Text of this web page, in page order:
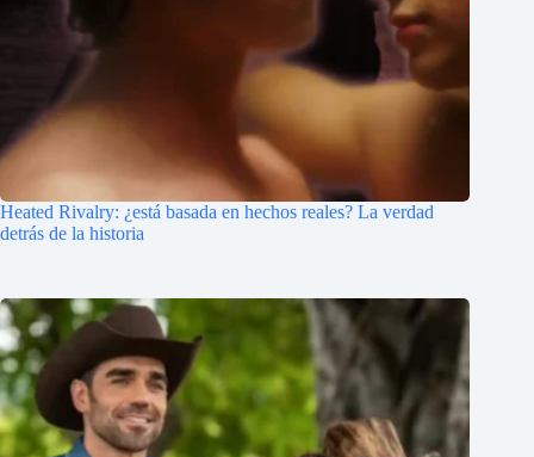
Heated Rivalry: ¿está basada en hechos reales? La verdad
detrás de la historia